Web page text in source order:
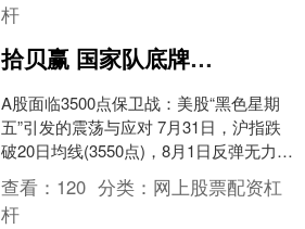
杆
拾贝赢 国家队底牌曝光，跌破3500点将出手！这些板块成杀跌重灾区_预期_反弹_股息率
A股面临3500点保卫战：美股“黑色星期
五”引发的震荡与应对 7月31日，沪指跌
破20日均线(3550点)，8月1日反弹无力，
再次失守5日均线，关键支撑下移至3....
查看： 120 分类： 网上股票配资杠
杆